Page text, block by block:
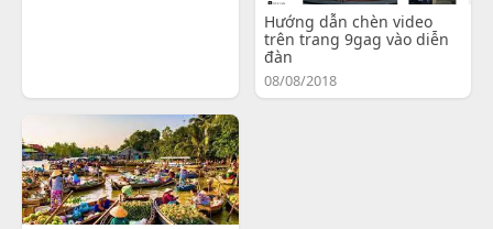
Hướng dẫn chèn video
trên trang 9gag vào diễn
đàn
08/08/2018